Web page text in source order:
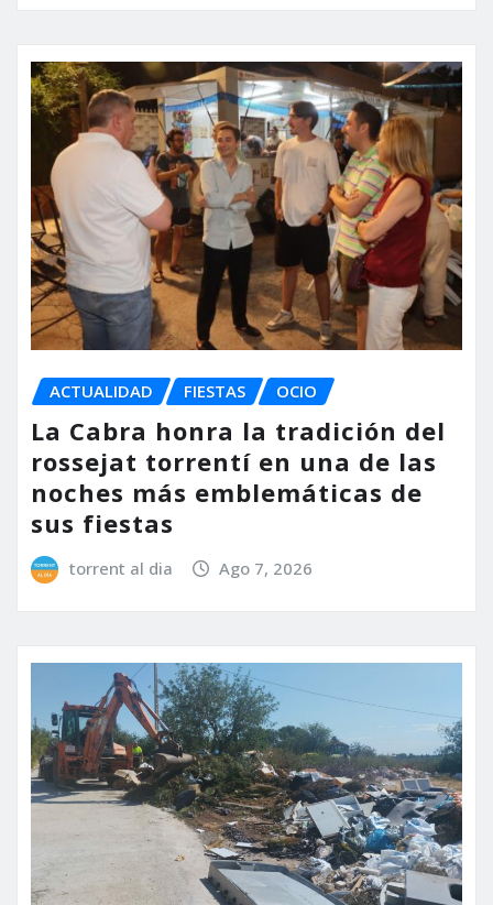
ACTUALIDAD FIESTAS OCIO
La Cabra honra la tradición del
rossejat torrentí en una de las
noches más emblemáticas de
sus fiestas
torrent al dia Ago 7, 2026